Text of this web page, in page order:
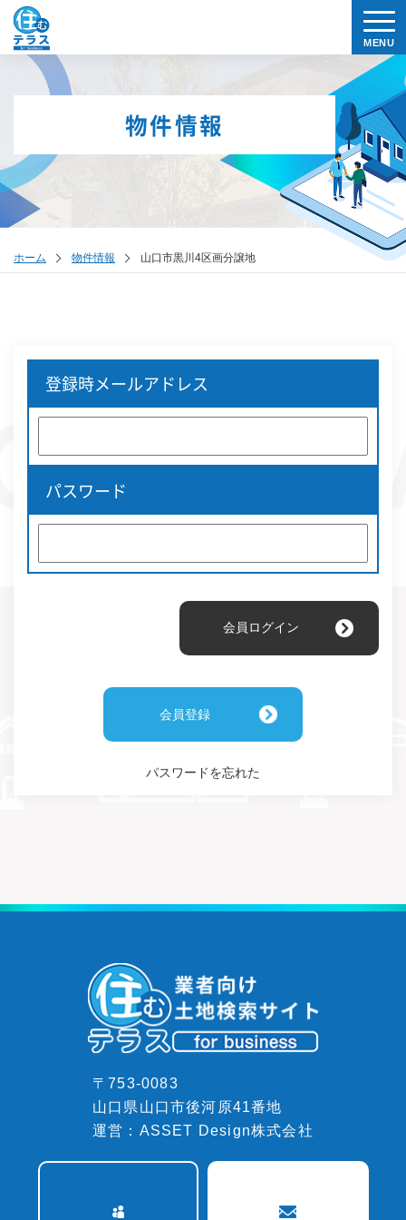
物件情報
ホーム 物件情報 山口市黒川4区画分譲地
登録時メールアドレス
パスワード
会員登録
パスワードを忘れた
〒753-0083
山口県山口市後河原41番地
運営：ASSET Design株式会社